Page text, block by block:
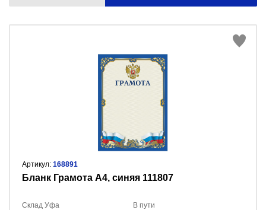
Артикул: 168891
Бланк Грамота А4, синяя 111807
Склад Уфа В пути